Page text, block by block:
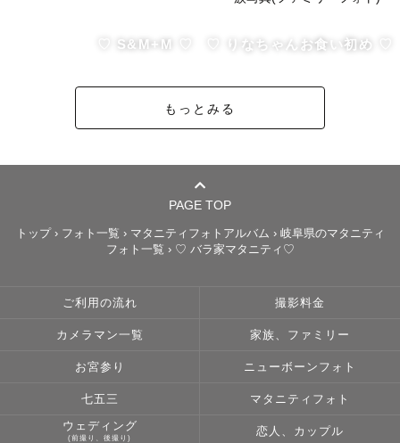
ご愛嬌と思っていただけると嬉しいです☺️
お二人の共通の趣味や出会ったきっかけの場所やアイテム
ひ教えていただけると嬉しいです♡
ラブグラフでは基本的には《ブースのご用意はゲスト様》
にお願いしてますが、
の際にコメントでご相談くださいませ🌼
♡ S&M+M ♡ ♡ りなちゃんお食い初め ♡
もっとみる
PAGE TOP
トップ› フォト一覧 › マタニティフォトアルバム › 岐阜県のマタニティ
フォト一覧 › ♡ バラ家マタニティ♡
ご利用の流れ 撮影料金
カメラマン一覧 家族、ファミリー
お宮参り ニューボーンフォト
七五三 マタニティフォト
ウェディング
(前撮り、後撮り)
恋人、カップル